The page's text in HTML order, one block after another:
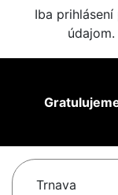
Iba
údajom.
Trnava